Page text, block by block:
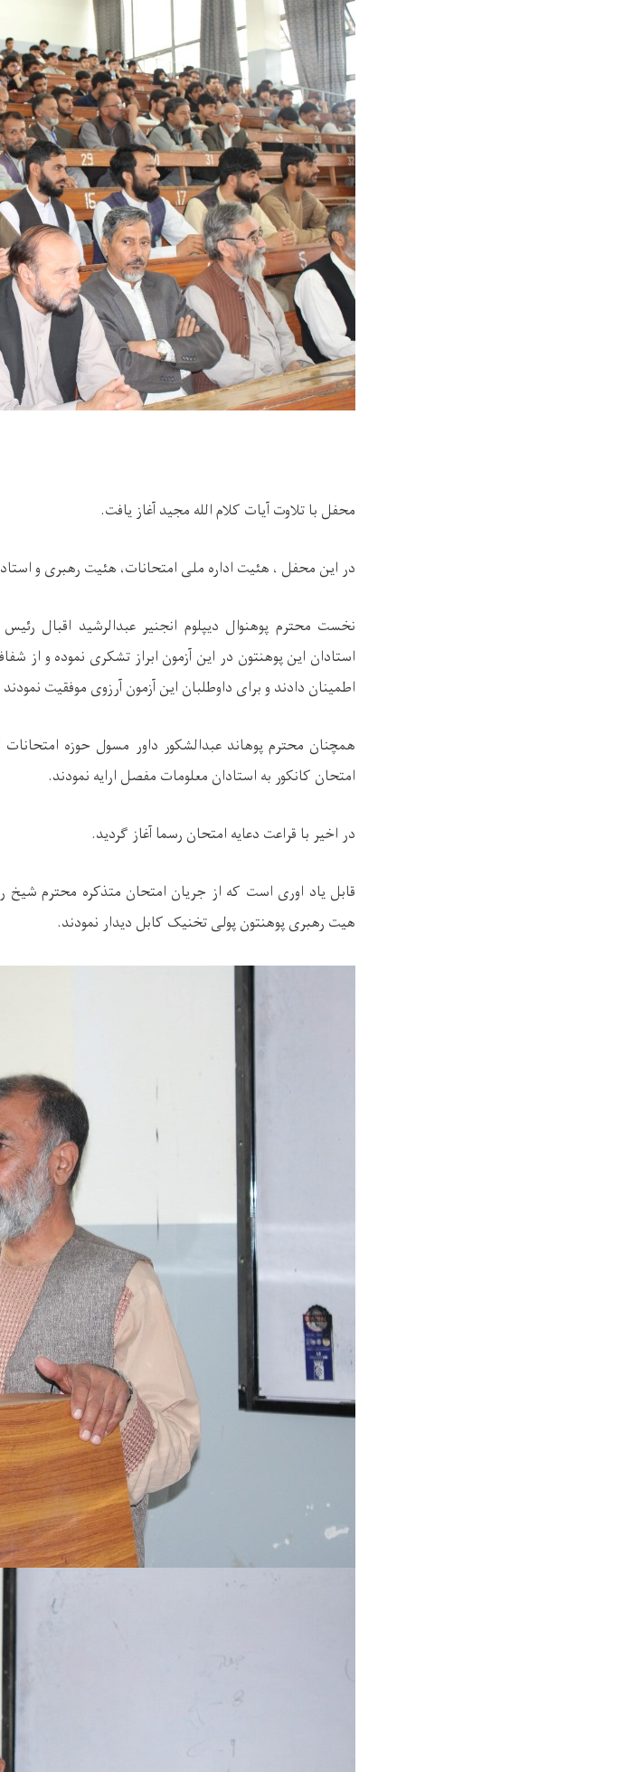
محفل با تلاوت آیات کلام الله مجید آغاز یافت.
در این محفل ، هئیت اداره ملی امتحانات، هئیت رهبری و
نخست محترم پوهنوال دیپلوم انجنیر عبدالرشید اقبال
استادان این پوهنتون در این آزمون ابراز تشکری نموده و از
اطمینان دادند و برای داوطلبان این آزمون آرزوی موفقیت
همچنان محترم پوهاند عبدالشکور داور مسول حوزه
امتحان کانکور به استادان معلومات مفصل ارایه نمودند.
در اخیر با قراعت دعایه امتحان رسما آغاز گردید.
قابل یاد اوری است که از جریان امتحان متذکره محترم شیخ
هيت رهبری پوهنتون پولی تخنیک کابل دیدار نمودند.